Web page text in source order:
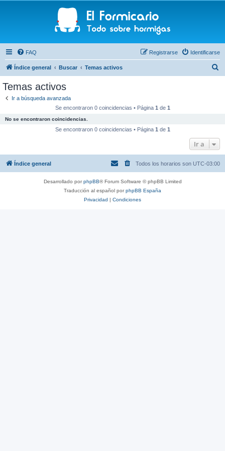
FAQ Identificarse
Registrarse
Índice general Buscar Temas activos
Temas activos
Ir a búsqueda avanzada
Se encontraron 0 coincidencias • Página 1 de 1
No se encontraron coincidencias.
Se encontraron 0 coincidencias • Página 1 de 1
Ir a
Índice general Todos los horarios son UTC-03:00
Desarrollado porphpBB® Forum Software © phpBB Limited
Traducción al español porphpBB España
Privacidad | Condiciones